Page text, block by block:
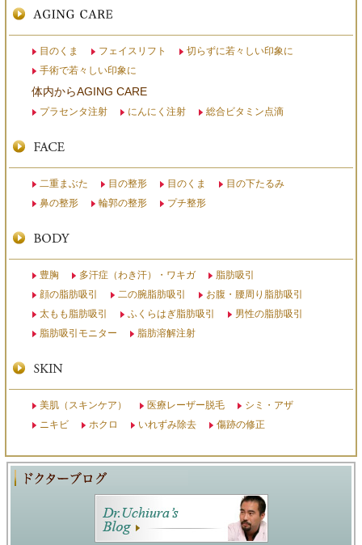
目のくま フェイスリフト
切らずに若々しい印象に
手術で若々しい印象に
体内からAGING CARE
プラセンタ注射 にんにく注射 総合ビタミン点滴
二重まぶた 目の整形 目のくま
目の下たるみ
鼻の整形
輪郭の整形 プチ整形
豊胸 多汗症（わき汗）・ワキガ
脂肪吸引
顔の脂肪吸引
二の腕脂肪吸引
お腹・腰周り脂肪吸引
太もも脂肪吸引
ふくらはぎ脂肪吸引
男性の脂肪吸引
脂肪吸引モニター
脂肪溶解注射
美肌（スキンケア） 医療レーザー脱毛
シミ・アザ
ニキビ
ホクロ いれずみ除去 傷跡の修正